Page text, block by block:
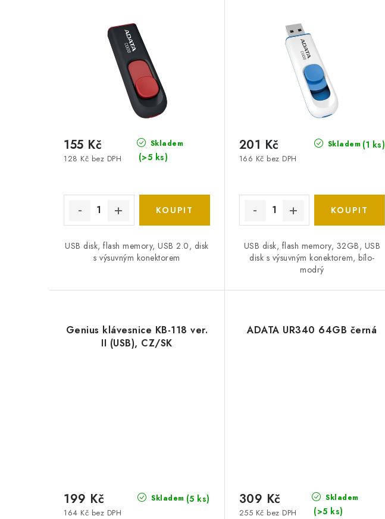
Skladem
(>5 ks)
128 Kč bez DPH
155 Kč
USB disk, flash memory, USB 2.0, disk
s výsuvným konektorem
Skladem (1 ks)
166 Kč bez DPH
201 Kč
USB disk, flash memory, 32GB, USB
disk s výsuvným konektorem, bílo-
modrý
Genius klávesnice KB-118 ver.
II (USB), CZ/SK
Skladem (5 ks)
164 Kč bez DPH
199 Kč
ADATA UR340 64GB černá
Skladem
(>5 ks)
255 Kč bez DPH
309 Kč